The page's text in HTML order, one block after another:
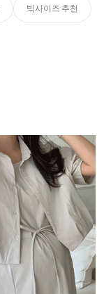
빅사이즈 추천